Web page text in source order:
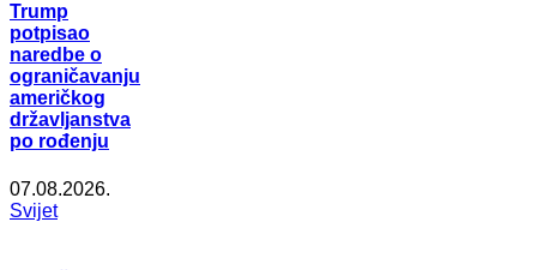
Trump
potpisao
naredbe o
ograničavanju
američkog
državljanstva
po rođenju
07.08.2026.
Svijet